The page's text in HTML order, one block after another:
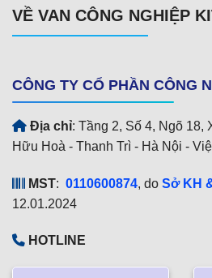
VỀ VAN CÔNG NGHIỆP
CÔNG TY CỔ PHẦN CÔNG
Địa chỉ: Tầng 2, Số 4, Ngõ 18,
Hữu Hoà - Thanh Trì - Hà Nội -
MST: 0110600874, do Sở KH
12.01.2024
HOTLINE